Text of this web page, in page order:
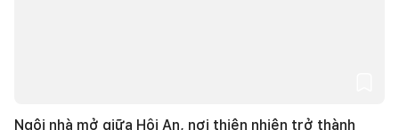
Ngôi nhà mở giữa Hội An, nơi thiên nhiên trở thành